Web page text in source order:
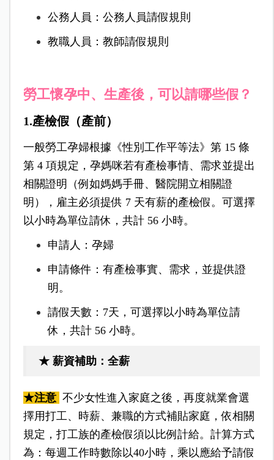
公務人員：公務人員請假規則
教職人員：教師請假規則
勞工懷孕中、生產後，可以請哪些假？
1.產檢假（產前）
一般勞工孕婦根據《性別工作平等法》第 15 條
第 4 項規定，孕媽咪若有產檢事情、需求並提出
相關證明（例如媽媽手冊、醫院開立相關證
明），雇主必須提供 7 天有薪的產檢假。可選擇
以小時為單位請休，共計 56 小時。
申請人：孕婦
申請條件：有產檢事實、需求，並提供證
明。
請假天數：7天，可選擇以小時為單位請
休，共計 56 小時。
★ 薪資補助：全薪
★注意 不少女性進入家庭之後，再度就業會選
擇用打工、時薪、兼職的方式補貼家庭，依相關
規定，打工族的產檢假須以比例計給。計算方式
為：每週工作時數除以40小時，乘以應給予請假